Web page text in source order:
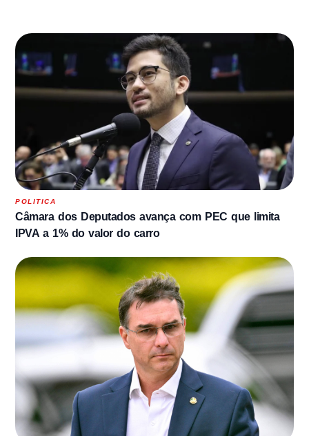
POLITICA
Câmara dos Deputados avança com PEC que limita
IPVA a 1% do valor do carro